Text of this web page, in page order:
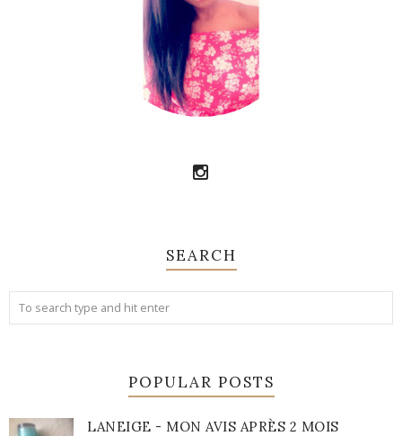
SEARCH
POPULAR POSTS
LANEIGE - MON AVIS APRÈS 2 MOIS